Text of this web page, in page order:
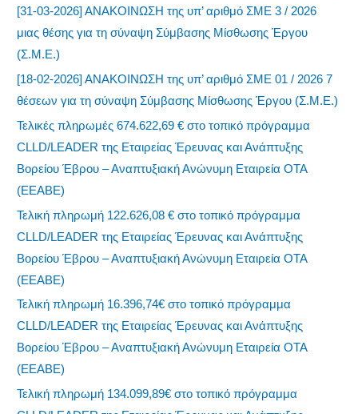
[31-03-2026] ΑΝΑΚΟΙΝΩΣΗ της υπ’ αριθμό ΣΜΕ 3 / 2026
μιας θέσης για τη σύναψη Σύμβασης Μίσθωσης Έργου
(Σ.Μ.Ε.)
[18-02-2026] ΑΝΑΚΟΙΝΩΣΗ της υπ’ αριθμό ΣΜΕ 01 / 2026 7
θέσεων για τη σύναψη Σύμβασης Μίσθωσης Έργου (Σ.Μ.Ε.)
Τελικές πληρωμές 674.622,69 € στο τοπικό πρόγραμμα
CLLD/LEADER της Εταιρείας Έρευνας και Ανάπτυξης
Βορείου Έβρου – Αναπτυξιακή Ανώνυμη Εταιρεία ΟΤΑ
(ΕΕΑΒΕ)
Τελική πληρωμή 122.626,08 € στο τοπικό πρόγραμμα
CLLD/LEADER της Εταιρείας Έρευνας και Ανάπτυξης
Βορείου Έβρου – Αναπτυξιακή Ανώνυμη Εταιρεία ΟΤΑ
(ΕΕΑΒΕ)
Τελική πληρωμή 16.396,74€ στο τοπικό πρόγραμμα
CLLD/LEADER της Εταιρείας Έρευνας και Ανάπτυξης
Βορείου Έβρου – Αναπτυξιακή Ανώνυμη Εταιρεία ΟΤΑ
(ΕΕΑΒΕ)
Τελική πληρωμή 134.099,89€ στο τοπικό πρόγραμμα